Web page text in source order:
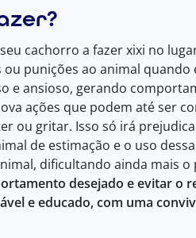
cachorro a fazer xixi no
punições ao animal quando
e ansioso, gerando
ações que podem até ser
ou gritar. Isso só irá
de estimação e o uso
dificultando ainda mais o
desejado e evitar o
e educado, com uma